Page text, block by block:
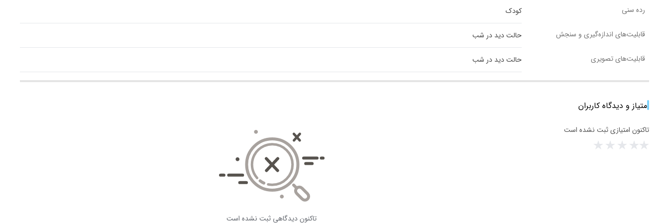
رده سنی کودک
قابلیت‌های اندازه‌گیری و سنجش حالت دید در شب
قابلیت‌های تصویری حالت دید در شب
امتیاز و دیدگاه کاربران
تاکنون امتیازی ثبت نشده است
تاکنون دیدگاهی ثبت نشده است